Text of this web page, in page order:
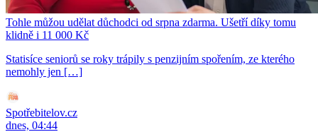
Tohle můžou udělat důchodci od srpna zdarma. Ušetří díky tomu
klidně i 11 000 Kč
Statisíce seniorů se roky trápily s penzijním spořením, ze kterého
nemohly jen […]
Spotřebitelov.cz
dnes, 04:44